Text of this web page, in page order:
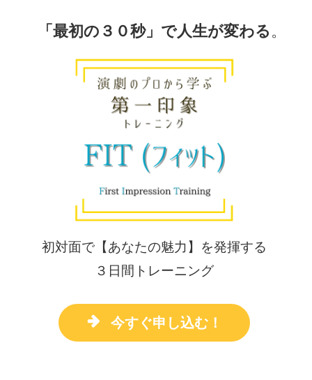
「最初の３０秒」 で人生が変わる。
初対面で【あなたの魅力】を発揮する
３日間トレーニング
今すぐ申し込む！